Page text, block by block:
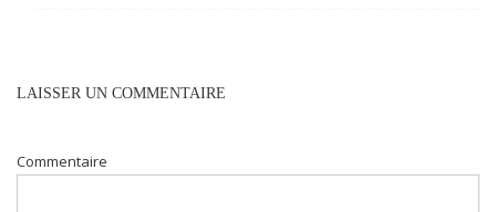
LAISSER UN COMMENTAIRE
Commentaire